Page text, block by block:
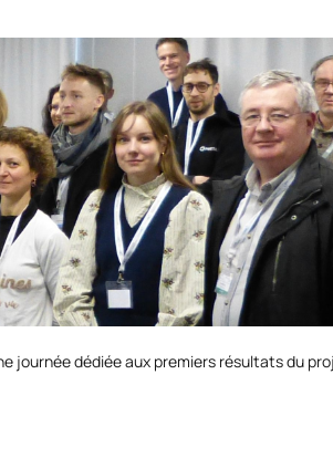
journée dédiée aux premiers résultats du